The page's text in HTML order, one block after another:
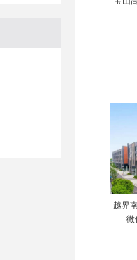
越界
微